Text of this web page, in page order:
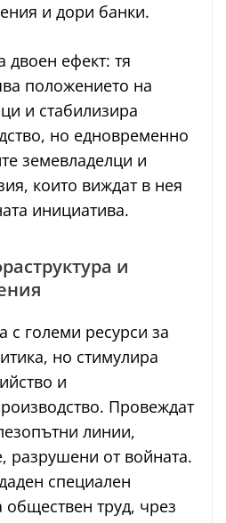
и дори банки.
двоен ефект: тя
положението на
и стабилизира
но едновременно
земевладелци и
които виждат в нея
инициатива.
и
с големи ресурси за
но стимулира
и
Провеждат
линии,
разрушени от войната.
специален
труд, чрез